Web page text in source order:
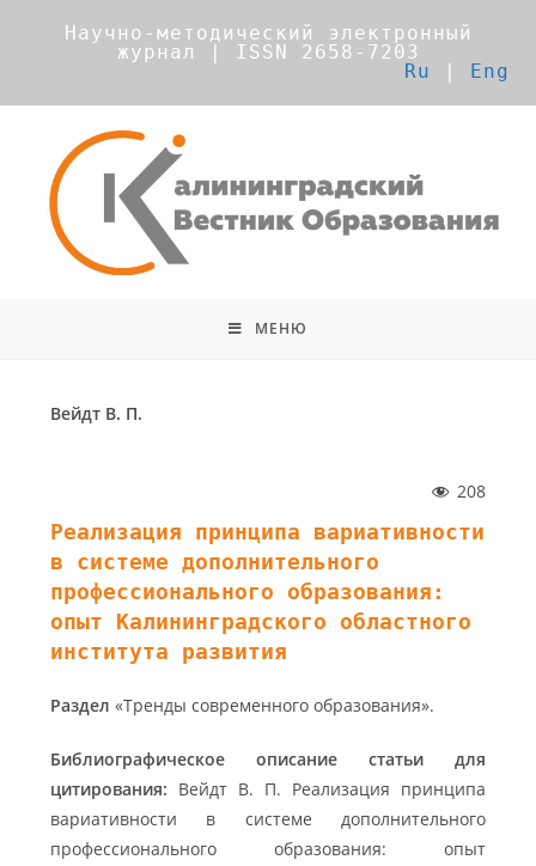
Научно-методический электронный
журнал | ISSN 2658-7203
Ru | Eng
МЕНЮ
Вейдт В. П.
208
Реализация принципа вариативности
в системе дополнительного
профессионального образования:
опыт Калининградского областного
института развития
Раздел «Тренды современного образования».
Библиографическое описание статьи для
цитирования: Вейдт В. П. Реализация принципа
вариативности в системе дополнительного
профессионального образования: опыт